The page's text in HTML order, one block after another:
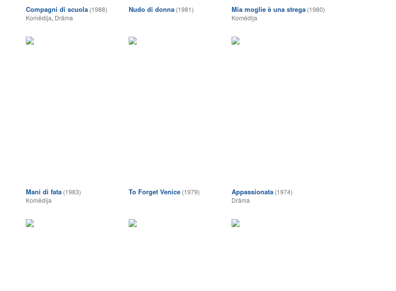
Compagni di scuola (1988)
Komēdija, Drāma
Nudo di donna (1981) Mia moglie è una strega (1980)
Komēdija
Mani di fata (1983)
Komēdija
To Forget Venice (1979) Appassionata (1974)
Drāma